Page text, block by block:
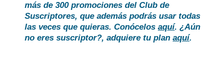
más de 300 promociones del Club de
Suscriptores, que además podrás usar todas
las veces que quieras. Conócelos aquí. ¿Aún
no eres suscriptor?, adquiere tu plan aquí.